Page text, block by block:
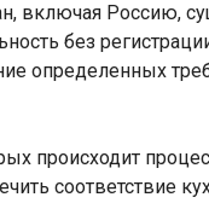
включая Россию,
без
определенных
происходит
соответствие